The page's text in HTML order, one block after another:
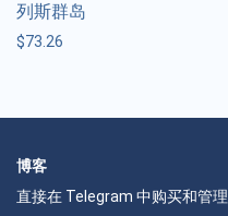
列斯群岛
$73.26
博客
直接在 Telegram 中购买和管理